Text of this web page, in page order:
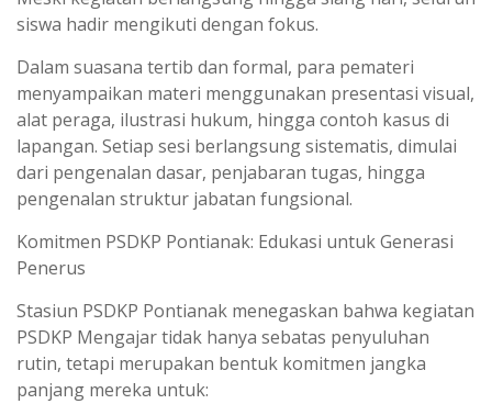
siswa hadir mengikuti dengan fokus.
Dalam suasana tertib dan formal, para pemateri
menyampaikan materi menggunakan presentasi visual,
alat peraga, ilustrasi hukum, hingga contoh kasus di
lapangan. Setiap sesi berlangsung sistematis, dimulai
dari pengenalan dasar, penjabaran tugas, hingga
pengenalan struktur jabatan fungsional.
Komitmen PSDKP Pontianak: Edukasi untuk Generasi
Penerus
Stasiun PSDKP Pontianak menegaskan bahwa kegiatan
PSDKP Mengajar tidak hanya sebatas penyuluhan
rutin, tetapi merupakan bentuk komitmen jangka
panjang mereka untuk: